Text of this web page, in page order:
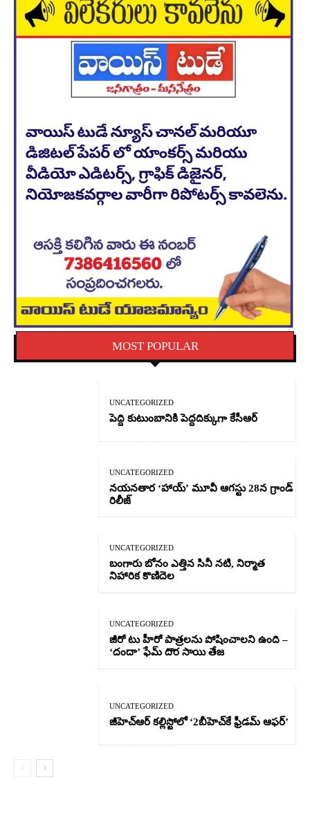
MOST POPULAR
UNCATEGORIZED
పెద్ది కుటుంబానికి పెద్దదిక్కుగా కేసీఆర్
UNCATEGORIZED
నయనతార ‘హాయ్’ మూవీ ఆగస్టు 28న గ్రాండ్
రిలీజ్
UNCATEGORIZED
బంగారు బోనం ఎత్తిన సినీ నటి, నిర్మాత
నిహారిక కొణిదెల
UNCATEGORIZED
జీరో టు హీరో పాత్రలను పోషించాలని ఉంది –
‘దందా’ ఫేమ్ దొర సాయి తేజ
UNCATEGORIZED
జీహెచ్ఆర్‌ కల్లిస్టోలో ‘2బీహెచ్‌కే ఫ్రీడమ్ ఆఫర్’